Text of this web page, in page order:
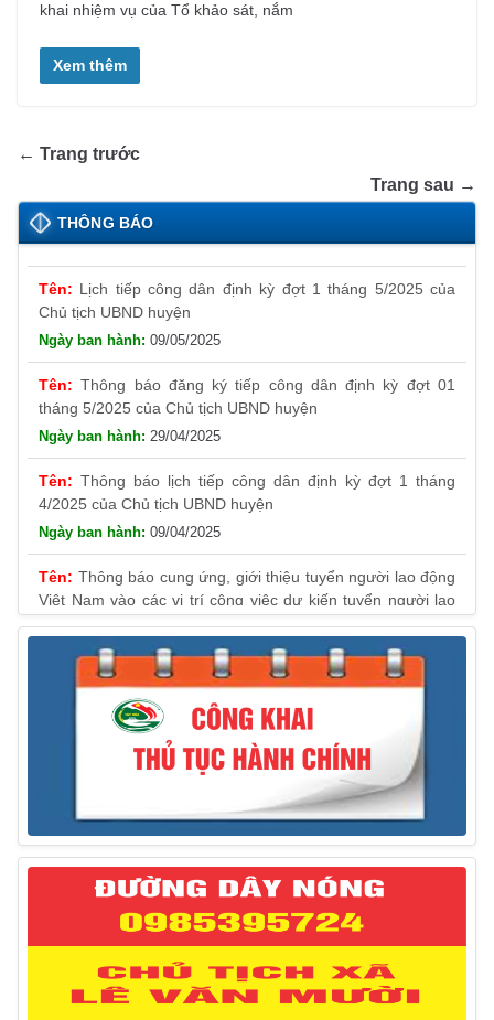
khai nhiệm vụ của Tổ khảo sát, nắm
Xem thêm
← Trang trước
Trang sau →
THÔNG BÁO
Thông báo đăng ký tiếp công dân định kỳ đợt 01
tháng 6/2025 của Chủ tịch UBND huyện
26/05/2025
Lịch tiếp công dân định kỳ đợt 1 tháng 5/2025 của
Chủ tịch UBND huyện
09/05/2025
Thông báo đăng ký tiếp công dân định kỳ đợt 01
tháng 5/2025 của Chủ tịch UBND huyện
29/04/2025
Thông báo lịch tiếp công dân định kỳ đợt 1 tháng
4/2025 của Chủ tịch UBND huyện
09/04/2025
Thông báo cung ứng, giới thiệu tuyển người lao động
Việt Nam vào các vị trí công việc dự kiến tuyển người lao
động nước ngoài
31/03/2025
Thông báo treo cờ Tổ quốc nhân kỷ niệm 50 năm
Ngày giải phóng tỉnh Phú Yên (01/4/1975 – 01/4/2025)
28/03/2025
Thông báo giới thiệu, cung ứng lao động Việt Nam
cho Liên danh Hengtong International Engineering Co.,Ltd
27/03/2025
Thông báo đăng ký tiếp công dân định kỳ đợt 02
12/03/2025
Thông báo lịch công tác của Chủ tịch, các Phó Chủ
tịch UBND huyện và Phó Chủ tịch Hội đồng nhân dân